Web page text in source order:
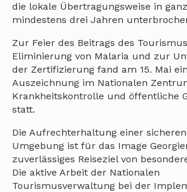
die lokale Übertragungsweise in
mindestens drei Jahren
Zur Feier des Beitrags des
Eliminierung von Malaria und zur
der Zertifizierung fand am 15. Mai
Auszeichnung im Nationalen
Krankheitskontrolle und öffentliche
statt.
Die Aufrechterhaltung einer
Umgebung ist für das Image
zuverlässiges Reiseziel von
Die aktive Arbeit der Nationalen
Tourismusverwaltung bei der